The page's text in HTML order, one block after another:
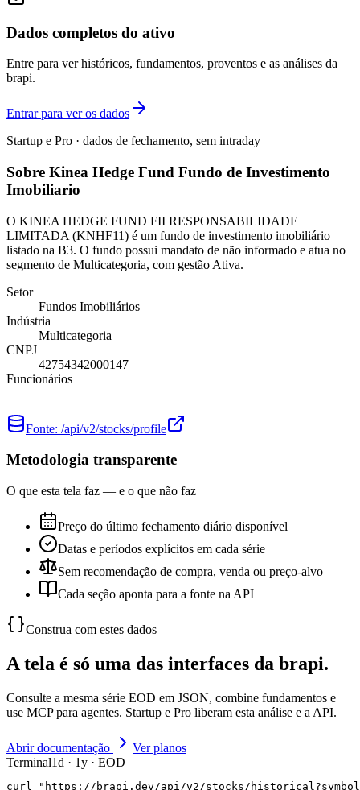
Dados completos do ativo
Entre para ver históricos, fundamentos, proventos e as análises da
brapi.
Entrar para ver os dados
Startup e Pro · dados de fechamento, sem intraday
Sobre Kinea Hedge Fund Fundo de Investimento
Imobiliario
O KINEA HEDGE FUND FII RESPONSABILIDADE
LIMITADA (KNHF11) é um fundo de investimento imobiliário
listado na B3. O fundo possui mandato de não informado e atua no
segmento de Multicategoria, com gestão Ativa.
Setor
Fundos Imobiliários
Indústria
Multicategoria
CNPJ
42754342000147
Funcionários
—
Fonte: /api/v2/stocks/profile
Metodologia transparente
O que esta tela faz — e o que não faz
Preço do último fechamento diário disponível
Datas e períodos explícitos em cada série
Sem recomendação de compra, venda ou preço-alvo
Cada seção aponta para a fonte na API
Construa com estes dados
A tela é só uma das interfaces da brapi.
Consulte a mesma série EOD em JSON, combine fundamentos e
use MCP para agentes. Startup e Pro liberam esta análise e a API.
Abrir documentação
Ver planos
Terminal1d · 1y · EOD
curl "https://brapi.dev/api/v2/stocks/